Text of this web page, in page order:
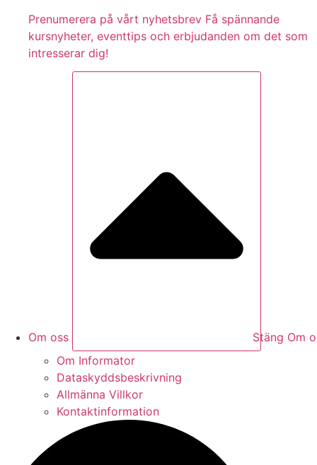
Pre­nu­me­re­ra på vårt ny­hets­brev Få spännande
kursnyheter, eventtips och erbjudanden om det som
intresserar dig!
Om oss
Stäng Om
Om Informator
Dataskyddsbeskrivning
Allmänna Villkor
Kontaktinformation